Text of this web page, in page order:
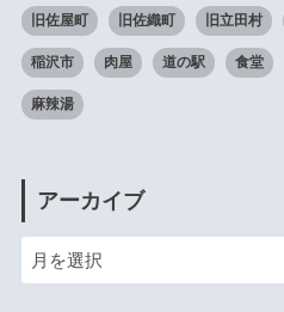
旧佐屋町 旧佐織町 旧立田村
稲沢市 肉屋 道の駅 食堂
麻辣湯
アーカイブ